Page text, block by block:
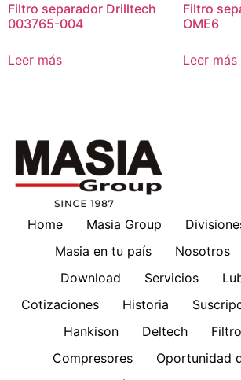
Filtro separador Drilltech
003765-004
Leer más
Filtro
OME6
Leer más
Home Masia Group
Masia en tu país
Nosotros
Download
Servicios
Cotizaciones
Historia
Hankison
Deltech
Compresores
Oportunidad